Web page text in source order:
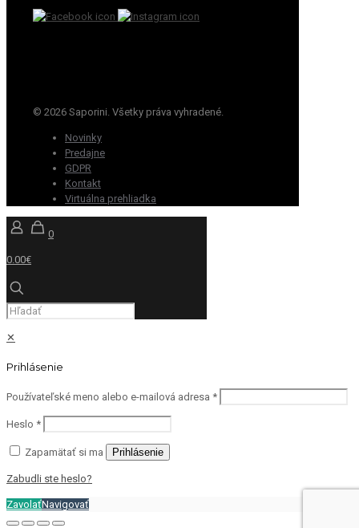
© 2026 Saporini. Všetky práva vyhradené.
Novinky
Predajne
GDPR
Kontakt
Virtuálna prehliadka
0
0.00€
✕
Prihlásenie
Používateľské meno alebo e-mailová adresa *
Heslo *
Zapamätať si ma Prihlásenie
Zabudli ste heslo?
ZavolaťNavigovať